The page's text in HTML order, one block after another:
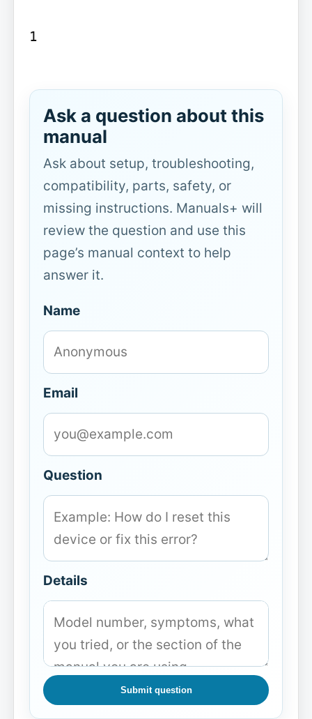
1
Ask a question about this
manual
Ask about setup, troubleshooting,
compatibility, parts, safety, or
missing instructions. Manuals+ will
review the question and use this
page’s manual context to help
answer it.
Name
Email
Question
Details
Submit question